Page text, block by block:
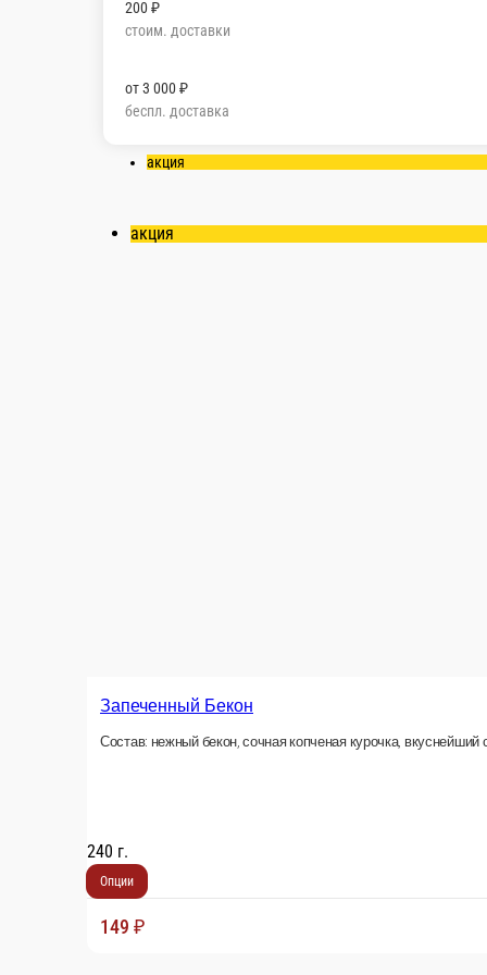
200 ₽
стоим. доставки
от3 000 ₽
беспл. доставка
акция
акция
240 г.
149 ₽